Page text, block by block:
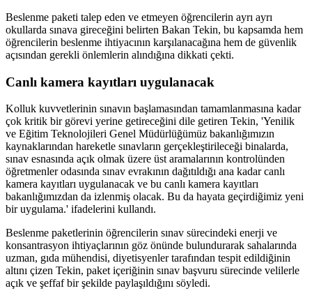
Beslenme paketi talep eden ve etmeyen öğrencilerin ayrı ayrı
okullarda sınava gireceğini belirten Bakan Tekin, bu kapsamda hem
öğrencilerin beslenme ihtiyacının karşılanacağına hem de güvenlik
açısından gerekli önlemlerin alındığına dikkati çekti.
Canlı kamera kayıtları uygulanacak
Kolluk kuvvetlerinin sınavın başlamasından tamamlanmasına kadar
çok kritik bir görevi yerine getireceğini dile getiren Tekin, 'Yenilik
ve Eğitim Teknolojileri Genel Müdürlüğümüz bakanlığımızın
kaynaklarından hareketle sınavların gerçekleştirileceği binalarda,
sınav esnasında açık olmak üzere üst aramalarının kontrolünden
öğretmenler odasında sınav evrakının dağıtıldığı ana kadar canlı
kamera kayıtları uygulanacak ve bu canlı kamera kayıtları
bakanlığımızdan da izlenmiş olacak. Bu da hayata geçirdiğimiz yeni
bir uygulama.' ifadelerini kullandı.
Beslenme paketlerinin öğrencilerin sınav sürecindeki enerji ve
konsantrasyon ihtiyaçlarının göz önünde bulundurarak sahalarında
uzman, gıda mühendisi, diyetisyenler tarafından tespit edildiğinin
altını çizen Tekin, paket içeriğinin sınav başvuru sürecinde velilerle
açık ve şeffaf bir şekilde paylaşıldığını söyledi.